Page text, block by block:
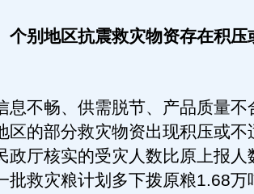
别地区抗震救灾物资存在积压
不畅、供需脱节、产品质量不
区的部分救灾物资出现积压或不
政厅核实的受灾人数比原上报人
批救灾粮计划多下拨原粮1.68万